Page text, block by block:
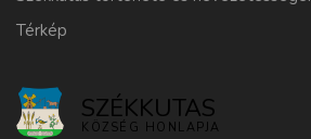
Térkép
SZÉKKUTAS
KÖZSÉG HONLAPJA